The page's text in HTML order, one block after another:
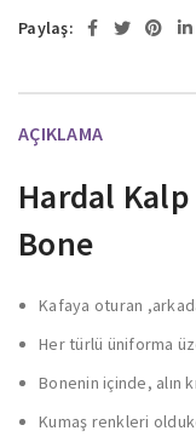
Paylaş:
AÇIKLAMA
Hardal
Bone
Kafaya oturan
Her türlü üniforma
Bonenin içinde, alın
Kumaş renkleri